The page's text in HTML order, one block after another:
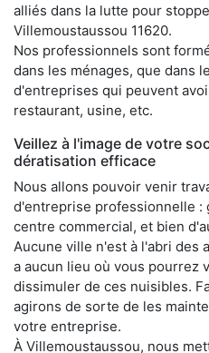
alliés dans la lutte pour
Villemoustaussou 11620.
Nos professionnels sont
dans les ménages, que dans
d'entreprises qui peuvent
restaurant, usine, etc.
Veillez à l'image de votre
dératisation efficace
Nous allons pouvoir venir
d'entreprise professionnelle :
centre commercial, et bien
Aucune ville n'est à l'abri des
a aucun lieu où vous pourrez
dissimuler de ces nuisibles.
agirons de sorte de les
votre entreprise.
À Villemoustaussou, nous